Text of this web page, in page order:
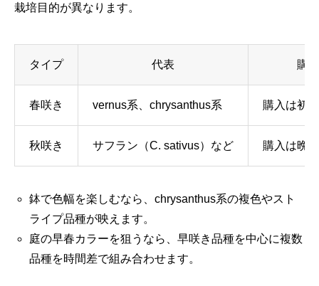
栽培目的が異なります。
タイプ 代表 購
春咲き vernus系、chrysanthus系 購入は初
秋咲き サフラン（C. sativus）など 購入は晩
鉢で色幅を楽しむなら、chrysanthus系の複色やスト
ライプ品種が映えます。
庭の早春カラーを狙うなら、早咲き品種を中心に複数
品種を時間差で組み合わせます。